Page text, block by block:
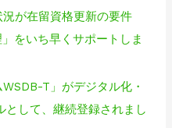
況が在留資格更新の要件
をいち早くサポートしま
T」がデジタル化・
して、継続登録されまし